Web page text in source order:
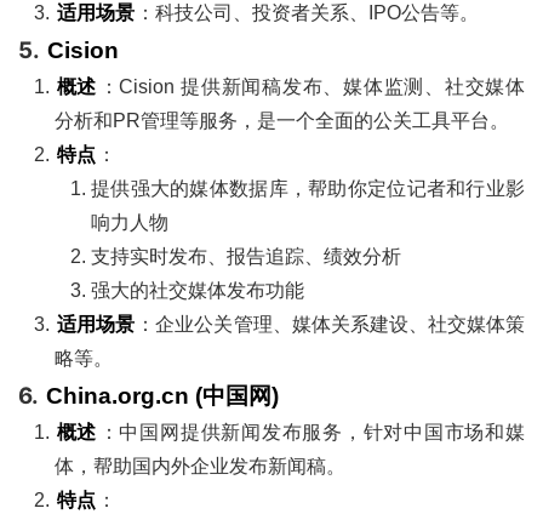
适用场景 ：科技公司、投资者关系、IPO公告等。
5. Cision
概述 ：Cision 提供新闻稿发布、媒体监测、社交媒体
分析和PR管理等服务，是一个全面的公关工具平台。
特点 ：
提供强大的媒体数据库，帮助你定位记者和行业影
响力人物
支持实时发布、报告追踪、绩效分析
强大的社交媒体发布功能
适用场景 ：企业公关管理、媒体关系建设、社交媒体策
略等。
6. China.org.cn (中国网)
概述 ：中国网提供新闻发布服务，针对中国市场和媒
体，帮助国内外企业发布新闻稿。
特点 ：